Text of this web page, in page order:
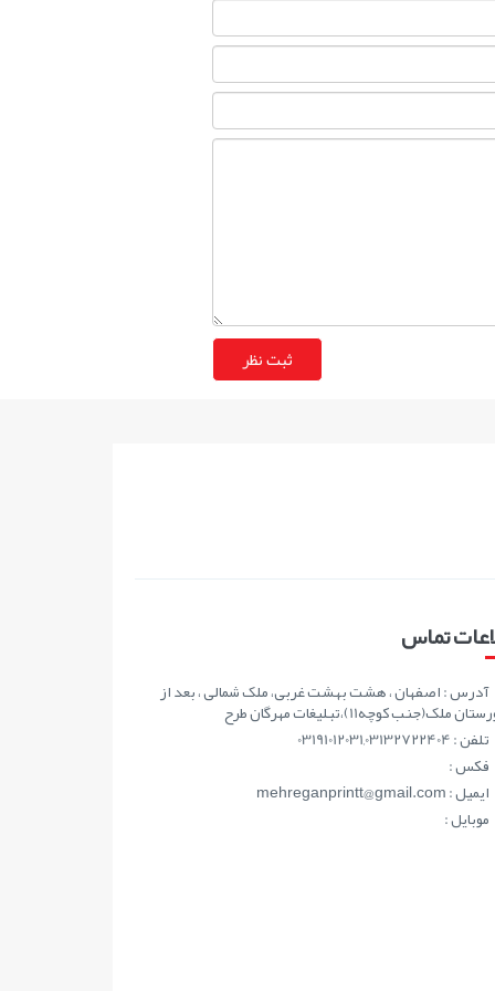
تماس
آدرس : اصفهان ، هشت بهشت غربی، ملک شمالی ، بعد از
ملک(جنب کوچه11)،تبلیغات مهرگان طرح
تلفن : 03191012031,03132722404
فکس :
ايميل : mehreganprintt@gmail.com
موبايل :